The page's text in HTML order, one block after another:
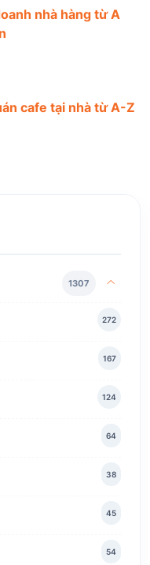
nhà hàng từ A
cafe tại nhà từ A-Z
1307
272
167
124
64
38
45
54